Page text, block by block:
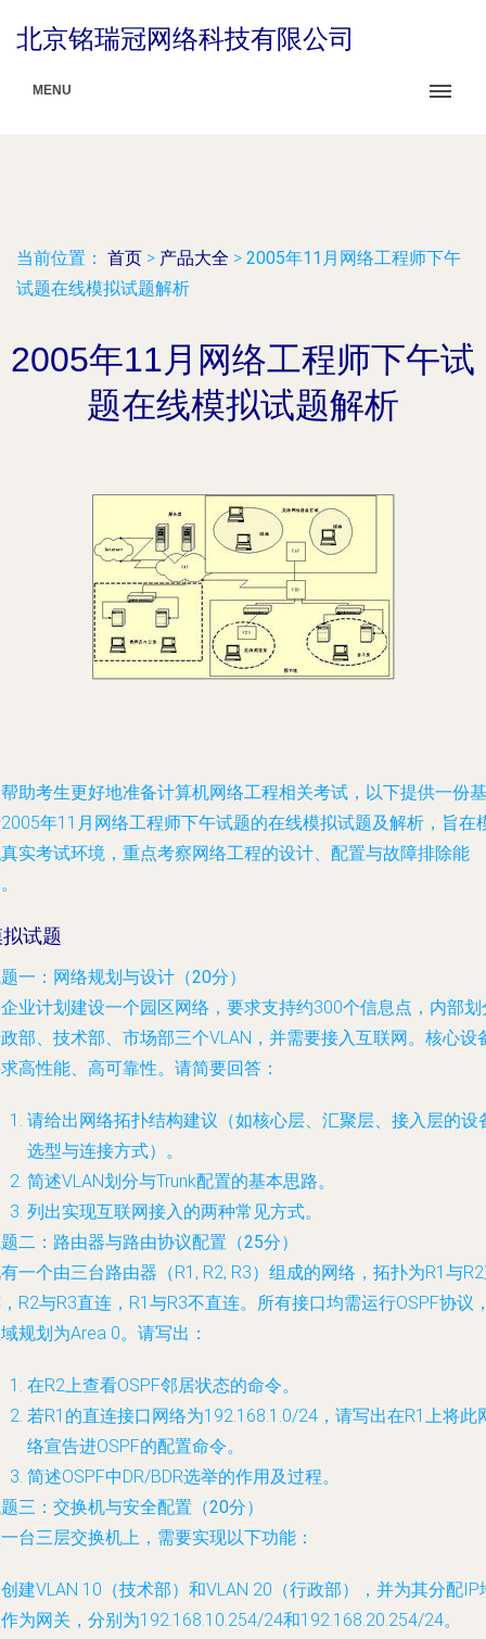
北京铭瑞冠网络科技有限公司
MENU
当前位置： 首页 > 产品大全 > 2005年11月网络工程师下午
试题在线模拟试题解析
2005年11月网络工程师下午试
题在线模拟试题解析
助考生更好地准备计算机网络工程相关考试，以下提供一份基
年11月网络工程师下午试题的在线模拟试题及解析，旨在
实考试环境，重点考察网络工程的设计、配置与故障排除能
试题
一：网络规划与设计（20分）
业计划建设一个园区网络，要求支持约300个信息点，内部划
部、技术部、市场部三个VLAN，并需要接入互联网。核心设
高性能、高可靠性。请简要回答：
请给出网络拓扑结构建议（如核心层、汇聚层、接入层的设
选型与连接方式）。
简述VLAN划分与Trunk配置的基本思路。
列出实现互联网接入的两种常见方式。
二：路由器与路由协议配置（25分）
一个由三台路由器（R1, R2, R3）组成的网络，拓扑为R1与
R2与R3直连，R1与R3不直连。所有接口均需运行OSPF协议
规划为Area 0。请写出：
在R2上查看OSPF邻居状态的命令。
若R1的直连接口网络为192.168.1.0/24，请写出在R1上将此
络宣告进OSPF的配置命令。
简述OSPF中DR/BDR选举的作用及过程。
三：交换机与安全配置（20分）
台三层交换机上，需要实现以下功能：
建VLAN 10（技术部）和VLAN 20（行政部），并为其分配IP
为网关，分别为192.168.10.254/24和192.168.20.254/24。